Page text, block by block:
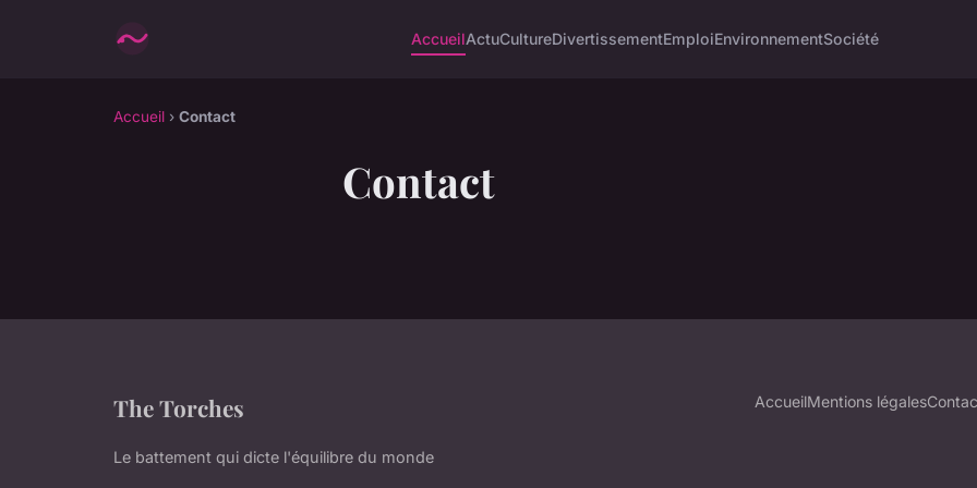
AccueilActuCultureDivertissementEmploiEnvironnementSociété
Accueil › Contact
Contact
The Torches
Le battement qui dicte l'équilibre du monde
AccueilMentions légales